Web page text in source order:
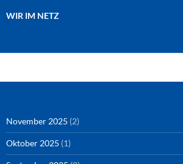
WIR IM NETZ
November 2025 (2)
Oktober 2025 (1)